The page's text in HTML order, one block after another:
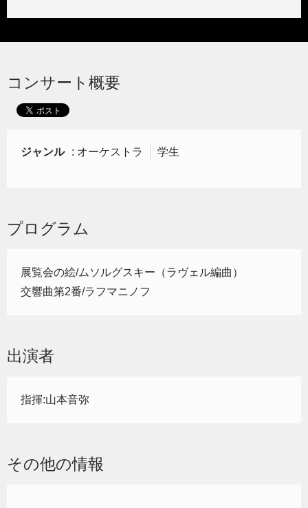
コンサート概要
ジャンル : オーケストラ 学生
プログラム
展覧会の絵/ムソルグスキー（ラヴェル編曲）
交響曲第2番/ラフマニノフ
出演者
指揮:山本音弥
その他の情報